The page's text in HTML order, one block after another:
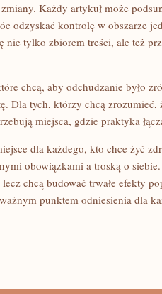
Każdy artykuł może
odzyskać kontrolę w obszarze
nie tylko zbiorem treści, ale też
chcą, aby odchudzanie było
Dla tych, którzy chcą zrozumieć,
miejsca, gdzie praktyka
dla każdego, kto chce żyć
obowiązkami a troską o
chcą budować trwałe efekty
punktem odniesienia dla